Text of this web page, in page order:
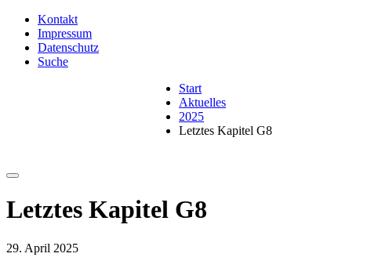
Kontakt
Impressum
Datenschutz
Suche
Start
Aktuelles
2025
Letztes Kapitel G8
Letztes Kapitel G8
29. April 2025